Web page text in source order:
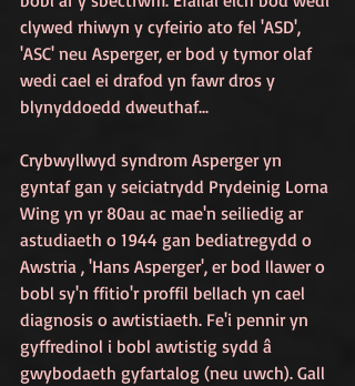
clywed rhiwyn y cyfeirio ato fel 'ASD',
'ASC' neu Asperger, er bod y tymor olaf
wedi cael ei drafod yn fawr dros y
blynyddoedd dweuthaf...
Crybwyllwyd syndrom Asperger yn
gyntaf gan y seiciatrydd Prydeinig Lorna
Wing yn yr 80au ac mae'n seiliedig ar
astudiaeth o 1944 gan bediatregydd o
Awstria , 'Hans Asperger', er bod llawer o
bobl sy'n ffitio'r proffil bellach yn cael
diagnosis o awtistiaeth. Fe'i pennir yn
gyffredinol i bobl awtistig sydd â
gwybodaeth gyfartalog (neu uwch). Gall